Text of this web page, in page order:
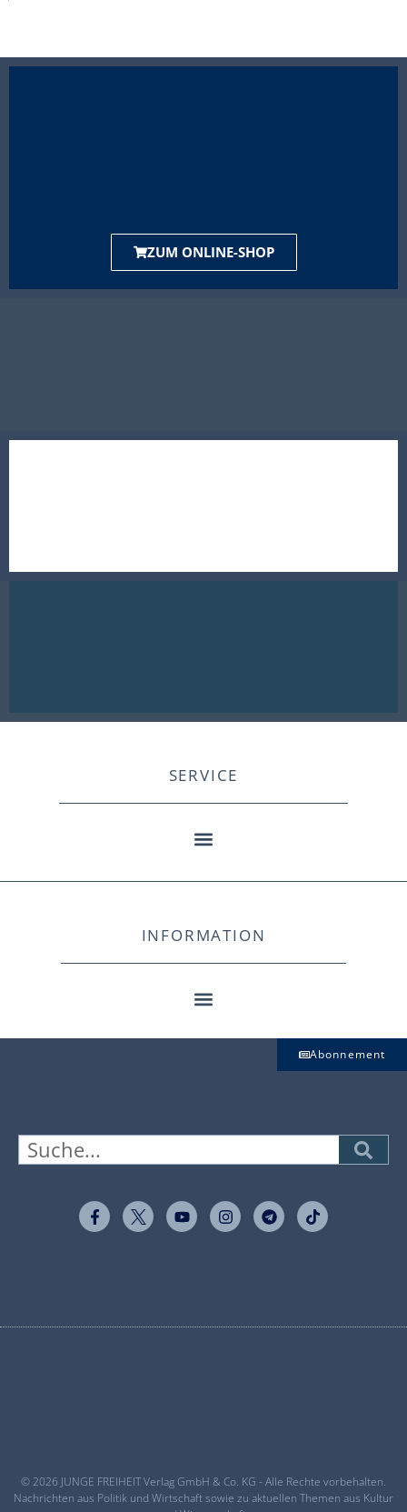
ZUM ONLINE-SHOP
SERVICE
INFORMATION
Abonnement
© 2026 JUNGE FREIHEIT Verlag GmbH & Co. KG - Alle Rechte vorbehalten.
Nachrichten aus Politik und Wirtschaft sowie zu aktuellen Themen aus Kultur